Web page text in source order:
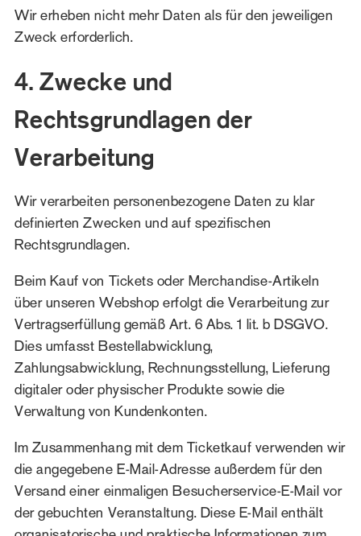
Wir erheben nicht mehr Daten als für den jeweiligen
Zweck erforderlich.
4. Zwecke und
Rechtsgrundlagen der
Verarbeitung
Wir verarbeiten personenbezogene Daten zu klar
definierten Zwecken und auf spezifischen
Rechtsgrundlagen.
Beim Kauf von Tickets oder Merchandise-Artikeln
über unseren Webshop erfolgt die Verarbeitung zur
Vertragserfüllung gemäß Art. 6 Abs. 1 lit. b DSGVO.
Dies umfasst Bestellabwicklung,
Zahlungsabwicklung, Rechnungsstellung, Lieferung
digitaler oder physischer Produkte sowie die
Verwaltung von Kundenkonten.
Im Zusammenhang mit dem Ticketkauf verwenden wir
die angegebene E-Mail-Adresse außerdem für den
Versand einer einmaligen Besucherservice-E-Mail vor
der gebuchten Veranstaltung. Diese E-Mail enthält